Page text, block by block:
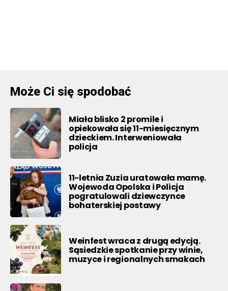
Może Ci się spodobać
Miała blisko 2 promile i
opiekowała się 11-miesięcznym
dzieckiem. Interweniowała
policja
11-letnia Zuzia uratowała mamę.
Wojewoda Opolska i Policja
pogratulowali dziewczynce
bohaterskiej postawy
Weinfest wraca z drugą edycją.
Sąsiedzkie spotkanie przy winie,
muzyce i regionalnych smakach